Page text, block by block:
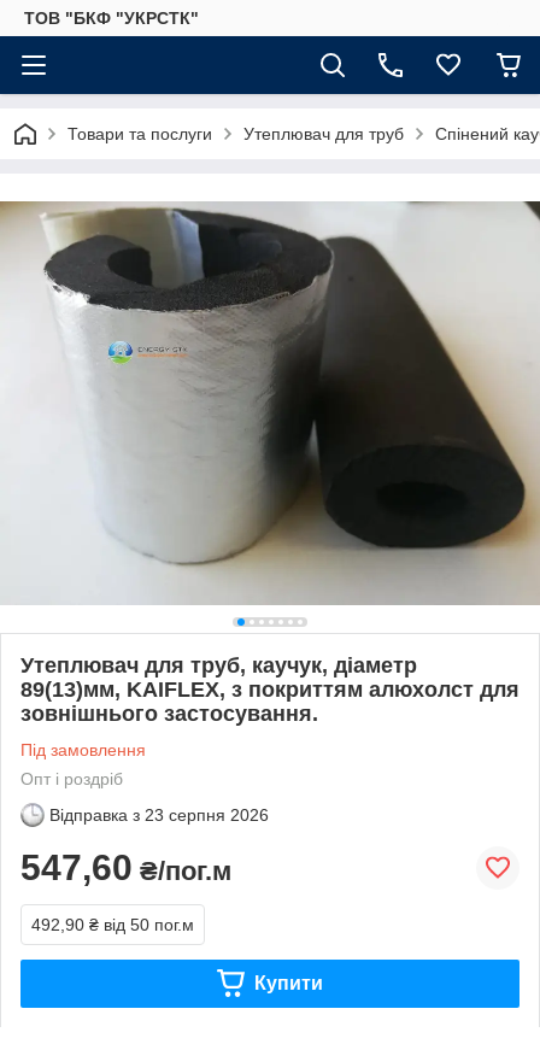
ТОВ "БКФ "УКРСТК"
Товари та послуги Утеплювач для труб Спінений
Утеплювач для труб, каучук, діаметр
89(13)мм, KAIFLEX, з покриттям алюхолст для
зовнішнього застосування.
Під замовлення
Опт і роздріб
Відправка з 23 серпня 2026
547,60 ₴/пог.м
492,90 ₴ від 50 пог.м
Купити